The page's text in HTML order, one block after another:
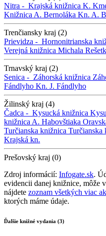
Nitra - Krajská knižnica K.
Knižnica A. Bernoláka Kn. A.
Trenčiansky kraj (2)
Prievidza - Hornonitrianska
Verejná knižnica Michala
Trnavský kraj (2)
Senica - Záhorská knižnica
Fándlyho Kn. J. Fándlyho
Žilinský kraj (4)
Čadca - Kysucká knižnica
knižnica A. Habovštiaka
Turčianska knižnica Turčianska
Krajská kn.
Prešovský kraj (0)
Zdroj informácií: Infogate.sk.
evidencii danej knižnice, môže
nájdete zoznam všetkých viac
ktorých máme údaje.
Ďalšie knižné vydania (3)